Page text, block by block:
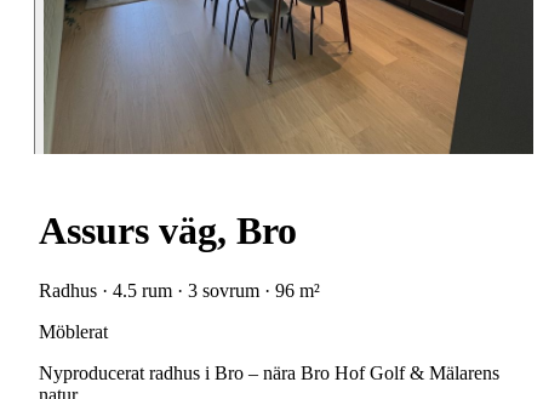
Assurs väg, Bro
Radhus · 4.5 rum · 3 sovrum · 96 m²
Möblerat
Nyproducerat radhus i Bro – nära Bro Hof Golf & Mälarens
natur